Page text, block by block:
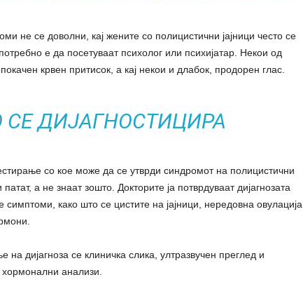
не се доволни, кај жените со полицистични јајници често се
е да посетуваат психолог или психијатар. Некои од
крвен притисок, а кај некои и длабок, продорен глас.
СЕ ДИЈАГНОСТИЦИРА
со кое може да се утврди синдромот на полицистични
а не знаат зошто. Докторите ја потврдуваат дијагнозата
како што се цистите на јајници, нередовна овулација
на дијагноза се клиничка слика, ултразвучен преглед и
хормонални анализи.